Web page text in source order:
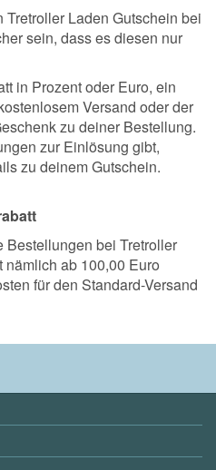
Laden Gutschein bei
sein, dass es diesen nur
in Prozent oder Euro, ein
Versand oder der
zu deiner Bestellung.
zur Einlösung gibt,
zu deinem Gutschein.
Bestellungen bei Tretroller
nämlich ab 100,00 Euro
für den Standard-Versand